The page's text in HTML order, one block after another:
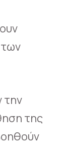
την
της